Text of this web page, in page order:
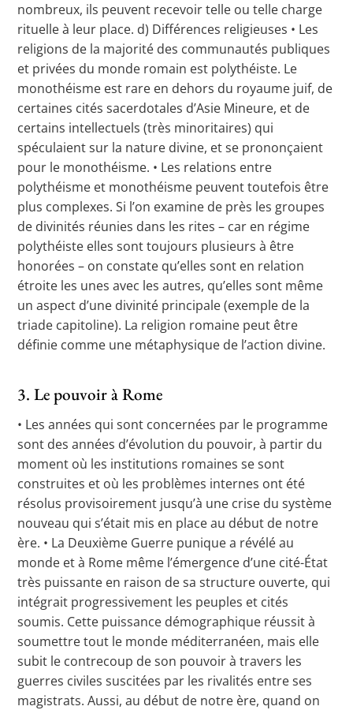
nombreux, ils peuvent recevoir telle ou telle charge
rituelle à leur place. d) Différences religieuses • Les
religions de la majorité des communautés publiques
et privées du monde romain est polythéiste. Le
monothéisme est rare en dehors du royaume juif, de
certaines cités sacerdotales d’Asie Mineure, et de
certains intellectuels (très minoritaires) qui
spéculaient sur la nature divine, et se prononçaient
pour le monothéisme. • Les relations entre
polythéisme et monothéisme peuvent toutefois être
plus complexes. Si l’on examine de près les groupes
de divinités réunies dans les rites – car en régime
polythéiste elles sont toujours plusieurs à être
honorées – on constate qu’elles sont en relation
étroite les unes avec les autres, qu’elles sont même
un aspect d’une divinité principale (exemple de la
triade capitoline). La religion romaine peut être
définie comme une métaphysique de l’action divine.
3. Le pouvoir à Rome
• Les années qui sont concernées par le programme
sont des années d’évolution du pouvoir, à partir du
moment où les institutions romaines se sont
construites et où les problèmes internes ont été
résolus provisoirement jusqu’à une crise du système
nouveau qui s’était mis en place au début de notre
ère. • La Deuxième Guerre punique a révélé au
monde et à Rome même l’émergence d’une cité-État
très puissante en raison de sa structure ouverte, qui
intégrait progressivement les peuples et cités
soumis. Cette puissance démographique réussit à
soumettre tout le monde méditerranéen, mais elle
subit le contrecoup de son pouvoir à travers les
guerres civiles suscitées par les rivalités entre ses
magistrats. Aussi, au début de notre ère, quand on